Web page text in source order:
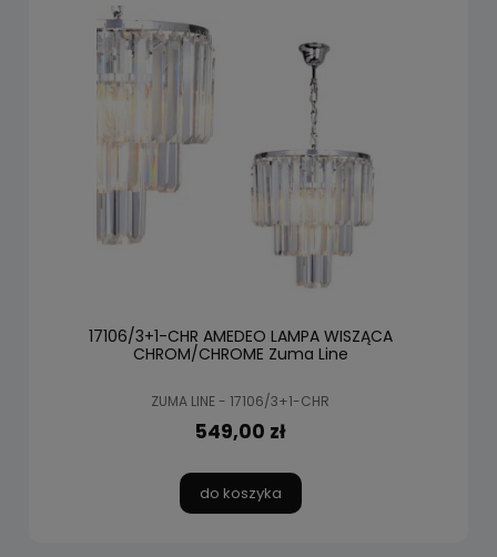
17106/3+1-CHR AMEDEO LAMPA WISZĄCA
CHROM/CHROME Zuma Line
ZUMA LINE - 17106/3+1-CHR
549,00 zł
do koszyka